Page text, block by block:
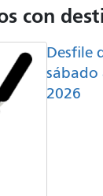
con
Desfile
sábado
2026